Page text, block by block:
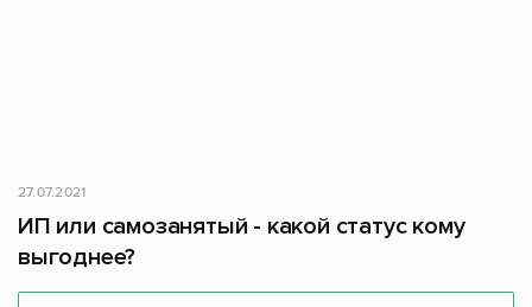
27.07.2021
ИП или самозанятый - какой статус кому
выгоднее?